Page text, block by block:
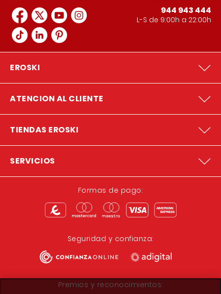
944 943 444
L-S de 9:00h a 22:00h
EROSKI
ATENCION AL CLIENTE
TIENDAS EROSKI
SERVICIOS
Formas de pago:
Seguridad y confianza:
Premios y reconocimientos: